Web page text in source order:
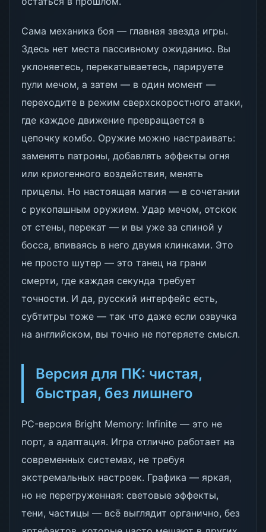
Сама механика боя — главная звезда игры.
Здесь нет места пассивному ожиданию. Вы
уклоняетесь, перекатываетесь, парируете
пули мечом, а затем — в один момент —
переходите в режим сверхскоростного атаки,
где каждое движение превращается в
цепочку комбо. Оружие можно настраивать:
заменять патроны, добавлять эффекты огня
или криогенного воздействия, менять
прицелы. Но настоящая магия — в сочетании
с рукопашным оружием. Удар мечом, отскок
от стены, перекат — и вы уже за спиной у
босса, впиваясь в него двумя клинками. Это
не просто шутер — это танец на грани
смерти, где каждая секунда требует
точности. И да, русский интерфейс есть,
субтитры тоже — так что даже если озвучка
на английском, вы точно не потеряете смысл.
Версия для ПК: чистая,
быстрая, без лишнего
PC-версия Bright Memory: Infinite — это не
порт, а адаптация. Игра отлично работает на
современных системах, не требуя
экстремальных настроек. Графика — яркая,
но не перегруженная: световые эффекты,
тени, частицы — всё выглядит органично, без